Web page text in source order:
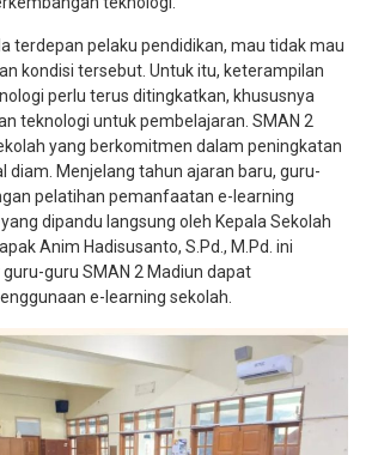
terdepan pelaku pendidikan, mau tidak mau
kondisi tersebut. Untuk itu, keterampilan
perlu terus ditingkatkan, khususnya
teknologi untuk pembelajaran. SMAN 2
yang berkomitmen dalam peningkatan
diam. Menjelang tahun ajaran baru, guru-
pelatihan pemanfaatan e-learning
dipandu langsung oleh Kepala Sekolah
Anim Hadisusanto, S.Pd., M.Pd. ini
guru SMAN 2 Madiun dapat
e-learning sekolah.